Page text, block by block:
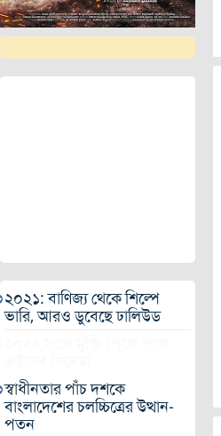
২০২১: বাণিজ্য থেকে শিল্পে
ভারি, আরও ডুবেছে ঢালিউড
স্বাধীনতার পাঁচ দশকে
বাংলাদেশের চলচ্চিত্রের উত্থান-
পতন